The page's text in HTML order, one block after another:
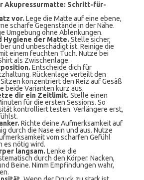
Akupressurmatte: Schritt-für-
vor. Lege die Matte auf eine ebene,
scharfe Gegenstände in der Nähe.
Umgebung ohne Ablenkungen.
Hygiene der Matte. Stelle sicher,
und unbeschädigt ist. Reinige die
einem feuchten Tuch. Nutze bei
als Zwischenlage.
Entscheide dich für
Rückenlage verteilt den
konzentriert den Reiz auf Gesäß
beide Varianten kurz aus.
dir ein Zeitlimit. Stelle einen
für die ersten Sessions. So
kontrolliert testen. Verlängere erst,
Richte deine Aufmerksamkeit auf
durch die Nase ein und aus. Nutze
vom scharfen Gefühl
es nötig wird.
langsam. Lenke die
durch den Körper. Nacken,
Beine. Nimm Empfindungen wahr,